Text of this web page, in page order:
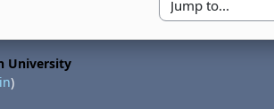
Jump to...
University
)